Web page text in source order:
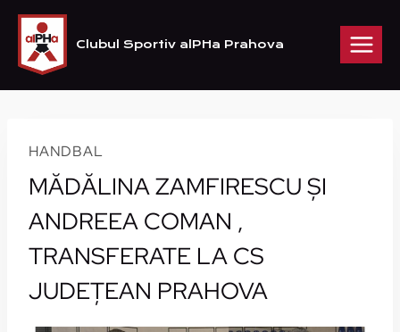
Skip
content
Clubul Sportiv alPHa Prahova
HANDBAL
MĂDĂLINA ZAMFIRESCU ŞI
ANDREEA COMAN ,
TRANSFERATE LA CS
JUDEŢEAN PRAHOVA